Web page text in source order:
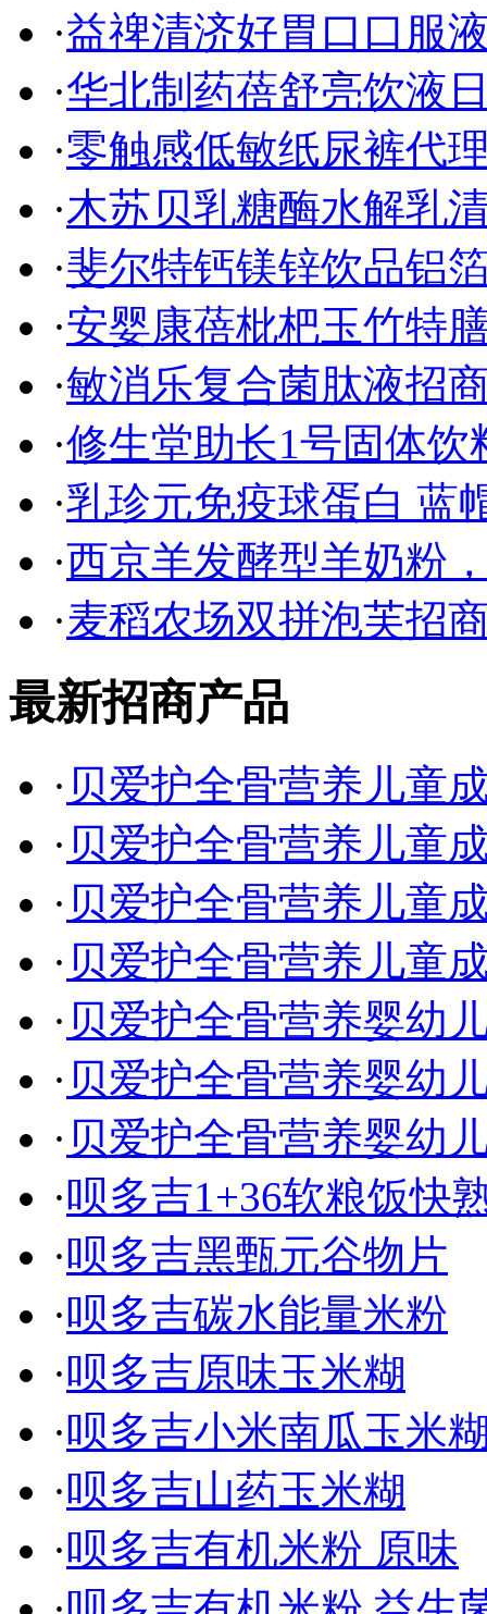
·益禆清济好胃口口服
·华北制药蓓舒亮饮液
·零触感低敏纸尿裤代
·木苏贝乳糖酶水解乳
·斐尔特钙镁锌饮品铝
·安婴康蓓枇杷玉竹特
·敏消乐复合菌肽液招
·修生堂助长1号固体
·乳珍元免疫球蛋白 蓝
·西京羊发酵型羊奶粉
·麦稻农场双拼泡芙招
最新招商产品
· 贝爱护全骨营养儿童
· 贝爱护全骨营养儿童
· 贝爱护全骨营养儿童
· 贝爱护全骨营养儿童
· 贝爱护全骨营养婴幼
· 贝爱护全骨营养婴幼
· 贝爱护全骨营养婴幼
·呗多吉1+36软粮饭快
·呗多吉黑甄元谷物片
·呗多吉碳水能量米粉
·呗多吉原味玉米糊
·呗多吉小米南瓜玉米
·呗多吉山药玉米糊
·呗多吉有机米粉 原味